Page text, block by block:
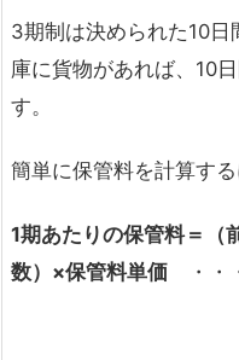
3期制は決められた10日
庫に貨物があれば、10
す。
簡単に保管料を計算す
1期あたりの保管料＝（
数）×保管料単価 ・・